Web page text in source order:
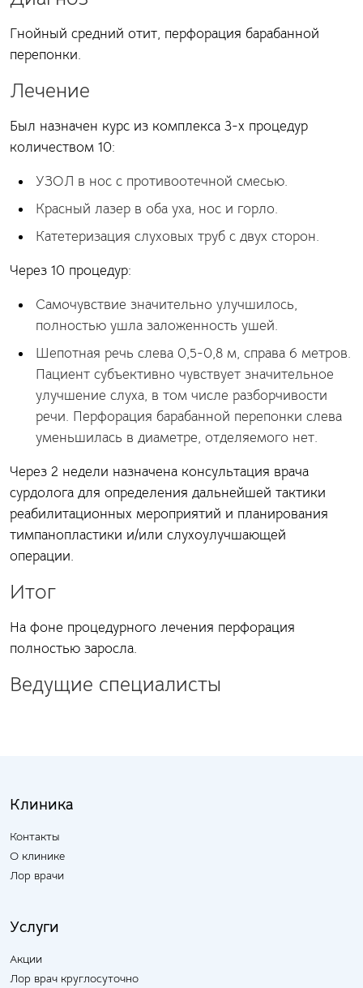
Гнойный средний отит, перфорация барабанной
перепонки.
Лечение
Был назначен курс из комплекса 3-х процедур
количеством 10:
УЗОЛ в нос с противоотечной смесью.
Красный лазер в оба уха, нос и горло.
Катетеризация слуховых труб с двух сторон.
Через 10 процедур:
Самочувствие значительно улучшилось,
полностью ушла заложенность ушей.
Шепотная речь слева 0,5-0,8 м, справа 6 метров.
Пациент субъективно чувствует значительное
улучшение слуха, в том числе разборчивости
речи. Перфорация барабанной перепонки слева
уменьшилась в диаметре, отделяемого нет.
Через 2 недели назначена консультация врача
сурдолога для определения дальнейшей тактики
реабилитационных мероприятий и планирования
тимпанопластики и/или слухоулучшающей
операции.
Итог
На фоне процедурного лечения перфорация
полностью заросла.
Ведущие специалисты
Клиника
Контакты
О клинике
Лор врачи
Услуги
Акции
Лор врач круглосуточно